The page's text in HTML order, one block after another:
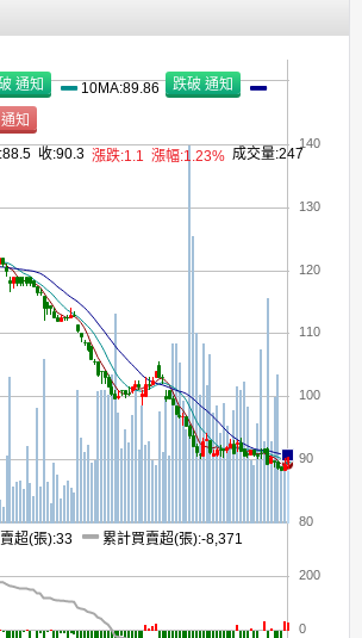
80
90
100
110
120
130
140
0
200
10MA:89.86
收:90.3 漲跌:1.1 漲幅:1.23% 成交量:247
超(張):33 累計買賣超(張):-8,371